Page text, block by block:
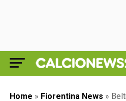
Home » Fiorentina News »